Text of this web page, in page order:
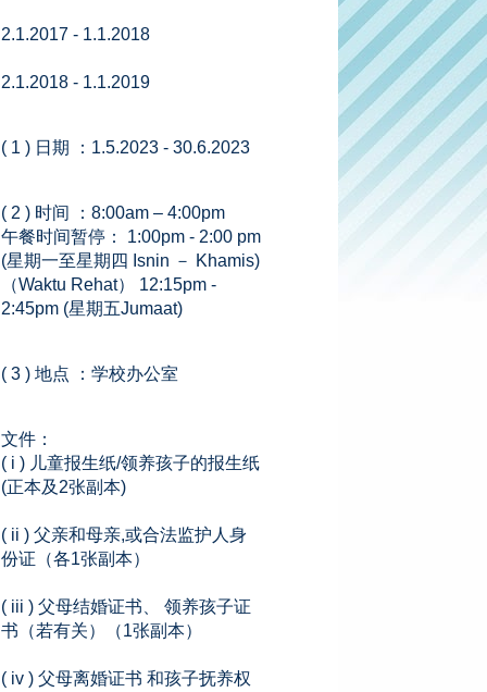
2.1.2017 - 1.1.2018
2.1.2018 - 1.1.2019
( 1 ) 日期 ：1.5.2023 - 30.6.2023
( 2 ) 时间 ：8:00am – 4:00pm
午餐时间暂停： 1:00pm - 2:00 pm
(星期一至星期四 Isnin － Khamis)
（Waktu Rehat） 12:15pm -
2:45pm (星期五Jumaat)
( 3 ) 地点 ：学校办公室
文件：
( i ) 儿童报生纸/领养孩子的报生纸
(正本及2张副本)
( ii ) 父亲和母亲,或合法监护人身
份证（各1张副本）
( iii ) 父母结婚证书、 领养孩子证
书（若有关）（1张副本）
( iv ) 父母离婚证书 和孩子抚养权